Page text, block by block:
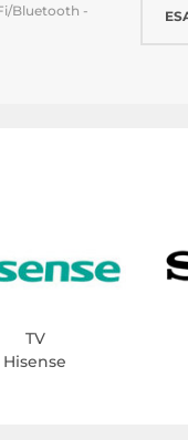
Bluetooth -
TV
Hisense